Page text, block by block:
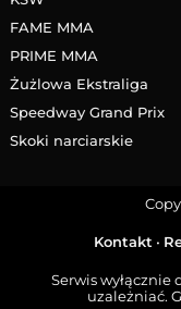
FAME MMA
PRIME MMA
Żużlowa Ekstraliga
Speedway Grand Prix
Skoki narciarskie
Kontakt •
Serwis wyłącznie
uzależniać.